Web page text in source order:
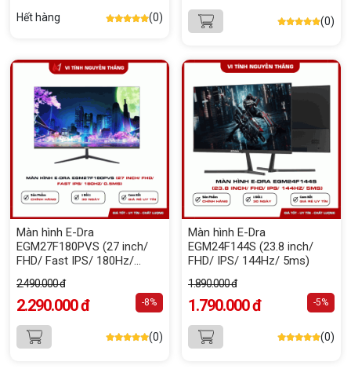
Hết hàng (0) (0)
Màn hình E-Dra
EGM27F180PVS (27 inch/
FHD/ Fast IPS/ 180Hz/
2.490.000 đ
2.290.000 đ -8%
(0)
Màn hình E-Dra
EGM24F144S (23.8 inch/
FHD/ IPS/ 144Hz/ 5ms)
1.890.000 đ
1.790.000 đ -5%
(0)